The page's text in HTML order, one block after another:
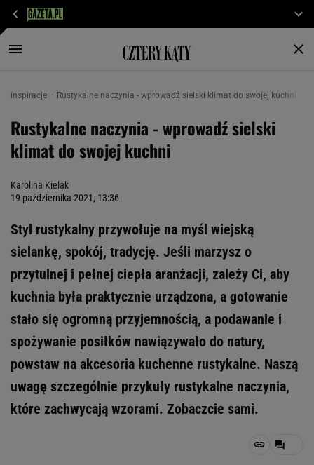
inspiracje Rustykalne naczynia - wprowadź sielski klimat do swojej kuchni
Rustykalne naczynia - wprowadź sielski
klimat do swojej kuchni
Karolina Kielak
19 października 2021, 13:36
Styl rustykalny przywołuje na myśl wiejską
sielankę, spokój, tradycję. Jeśli marzysz o
przytulnej i pełnej ciepła aranżacji, zależy Ci, aby
kuchnia była praktycznie urządzona, a gotowanie
stało się ogromną przyjemnością, a podawanie i
spożywanie posiłków nawiązywało do natury,
powstaw na akcesoria kuchenne rustykalne. Naszą
uwagę szczególnie przykuły rustykalne naczynia,
które zachwycają wzorami. Zobaczcie sami.